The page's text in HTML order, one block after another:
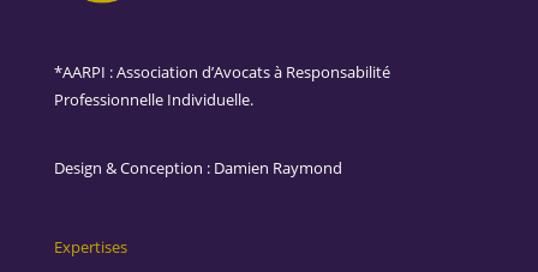
*AARPI : Association d’Avocats à Responsabilité
Professionnelle Individuelle.
Design & Conception : Damien Raymond
Expertises